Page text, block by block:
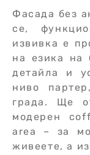
Фасада без
се,
извивка е
на езика на
детайла и
ниво
града. Ще
модерен
area – за
живеете, а